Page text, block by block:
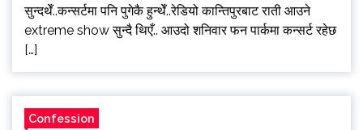
सुन्दथेँ..कन्सर्टमा पनि पुगेकै हुन्थेँ..रेडियो कान्तिपुरबाट राती आउने
extreme show सुन्दै थिएँ.. आउदो शनिवार फन पार्कमा कन्सर्ट रहेछ
[…]
Confession